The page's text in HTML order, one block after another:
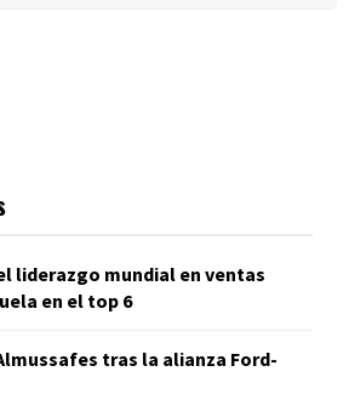
liderazgo mundial en ventas
en el top 6
tras la alianza Ford-